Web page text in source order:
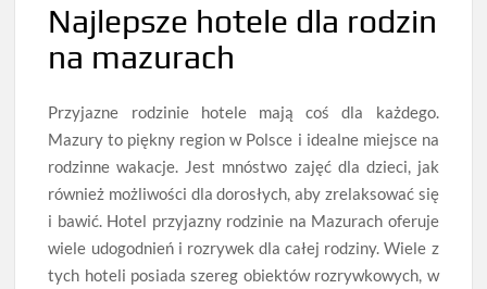
Najlepsze hotele dla rodzin
na mazurach
Przyjazne rodzinie hotele mają coś dla każdego.
Mazury to piękny region w Polsce i idealne miejsce na
rodzinne wakacje. Jest mnóstwo zajęć dla dzieci, jak
również możliwości dla dorosłych, aby zrelaksować się
i bawić. Hotel przyjazny rodzinie na Mazurach oferuje
wiele udogodnień i rozrywek dla całej rodziny. Wiele z
tych hoteli posiada szereg obiektów rozrywkowych, w